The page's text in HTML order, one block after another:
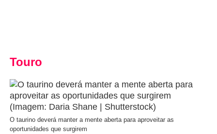
Touro
O taurino deverá manter a mente aberta para aproveitar as
oportunidades que surgirem